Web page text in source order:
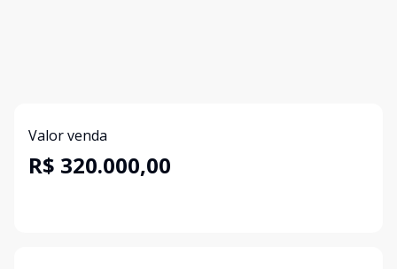
Valor venda
R$ 320.000,00